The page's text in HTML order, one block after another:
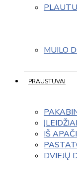
MUILO
PRAUSTUVAI
IŠ
DVIEJŲ